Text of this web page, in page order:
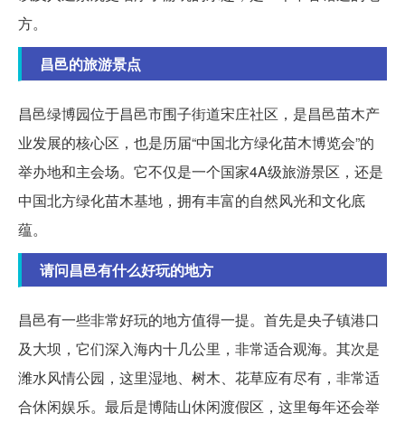
方。
昌邑的旅游景点
昌邑绿博园位于昌邑市围子街道宋庄社区，是昌邑苗木产
业发展的核心区，也是历届“中国北方绿化苗木博览会”的
举办地和主会场。它不仅是一个国家4A级旅游景区，还是
中国北方绿化苗木基地，拥有丰富的自然风光和文化底
蕴。
请问昌邑有什么好玩的地方
昌邑有一些非常好玩的地方值得一提。首先是央子镇港口
及大坝，它们深入海内十几公里，非常适合观海。其次是
潍水风情公园，这里湿地、树木、花草应有尽有，非常适
合休闲娱乐。最后是博陆山休闲渡假区，这里每年还会举